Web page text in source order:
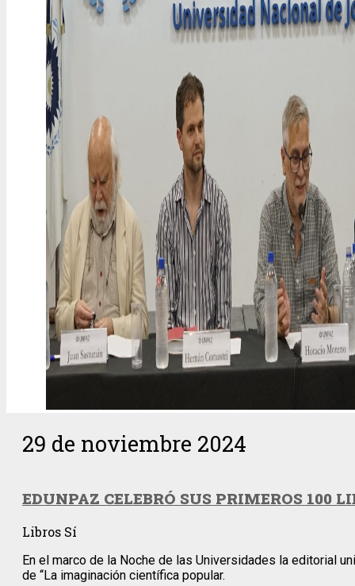
29 de noviembre 2024
EDUNPAZ CELEBRÓ SUS PRIMEROS 100
Libros Sí
En el marco de la Noche de las Universidades la editorial
de “La imaginación científica popular.